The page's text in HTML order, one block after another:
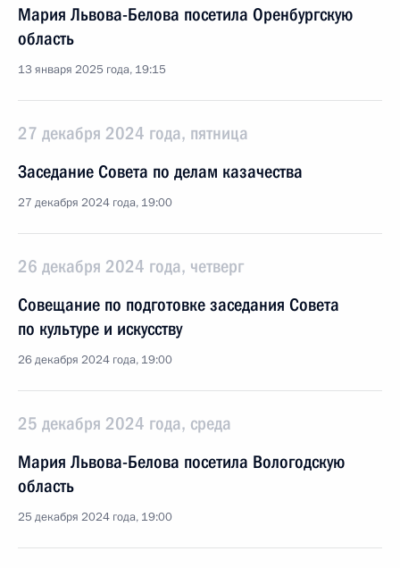
Мария Львова-Белова посетила Оренбургскую
область
13 января 2025 года, 19:15
27 декабря 2024 года, пятница
Заседание Совета по делам казачества
27 декабря 2024 года, 19:00
26 декабря 2024 года, четверг
Совещание по подготовке заседания Совета
по культуре и искусству
26 декабря 2024 года, 19:00
25 декабря 2024 года, среда
Мария Львова-Белова посетила Вологодскую
область
25 декабря 2024 года, 19:00